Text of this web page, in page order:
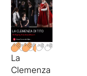
La
Clemenza